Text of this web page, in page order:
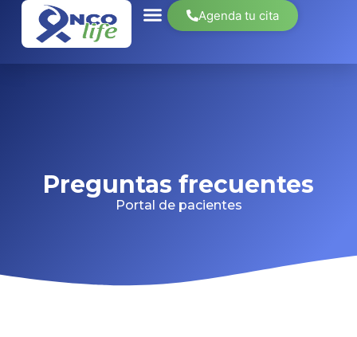
Agenda tu cita
Preguntas frecuentes
Portal de pacientes